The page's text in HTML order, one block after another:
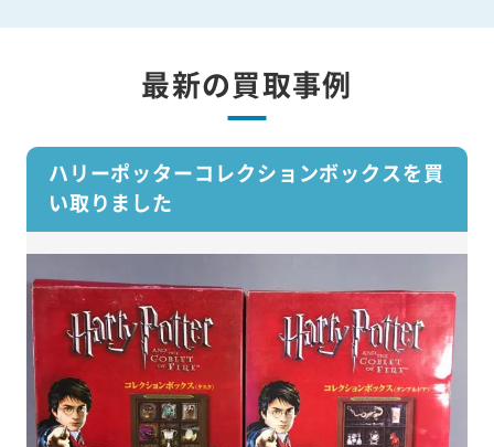
最新の買取事例
ハリーポッターコレクションボックスを買
い取りました